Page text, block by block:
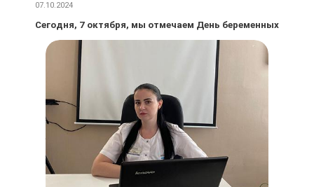
07.10.2024
Сегодня, 7 октября, мы отмечаем День беременных